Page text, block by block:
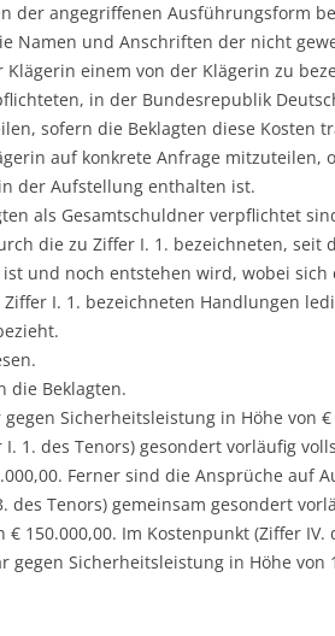
der angegriffenen Ausführungsform
Namen und Anschriften der nicht
einem von der Klägerin zu
in der Bundesrepublik
sofern die Beklagten diese Kosten
auf konkrete Anfrage mitzuteilen,
der Aufstellung enthalten ist.
als Gesamtschuldner verpflichtet
die zu Ziffer I. 1. bezeichneten, seit
und noch entstehen wird, wobei sich
I. 1. bezeichneten Handlungen
die Beklagten.
Sicherheitsleistung in Höhe von
1. des Tenors) gesondert vorläufig
Ferner sind die Ansprüche auf
des Tenors) gemeinsam gesondert
150.000,00. Im Kostenpunkt (Ziffer IV.
Sicherheitsleistung in Höhe von